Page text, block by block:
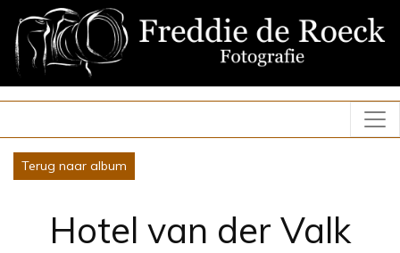
Terug naar album
Hotel van der Valk